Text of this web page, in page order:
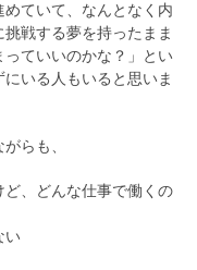
ていて、なんとなく内
戦する夢を持ったまま
っていいのかな？」とい
いる人もいると思いま
らも、
ど、どんな仕事で働くの
い